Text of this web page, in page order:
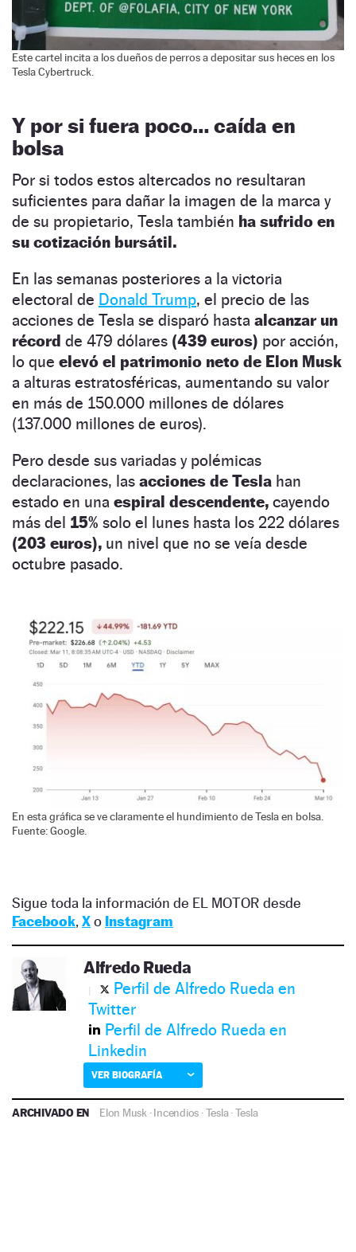
Este cartel incita a los dueños de perros a depositar sus heces en los
Tesla Cybertruck.
Y por si fuera poco… caída en
bolsa
Por si todos estos altercados no resultaran
suficientes para dañar la imagen de la marca y
de su propietario, Tesla también ha sufrido en
su cotización bursátil.
En las semanas posteriores a la victoria
electoral de Donald Trump, el precio de las
acciones de Tesla se disparó hasta alcanzar un
récord de 479 dólares (439 euros) por acción,
lo que elevó el patrimonio neto de Elon Musk
a alturas estratosféricas, aumentando su valor
en más de 150.000 millones de dólares
(137.000 millones de euros).
Pero desde sus variadas y polémicas
declaraciones, las acciones de Tesla han
estado en una espiral descendente, cayendo
más del 15% solo el lunes hasta los 222 dólares
(203 euros), un nivel que no se veía desde
octubre pasado.
En esta gráfica se ve claramente el hundimiento de Tesla en bolsa.
Fuente: Google.
Sigue toda la información de EL MOTOR desde
Facebook, Xo Instagram
Alfredo Rueda
Perfil de Alfredo Rueda en
Twitter
Perfil de Alfredo Rueda en
Linkedin
VER BIOGRAFÍA
ARCHIVADO EN Elon Musk ·Incendios ·Tesla·Tesla